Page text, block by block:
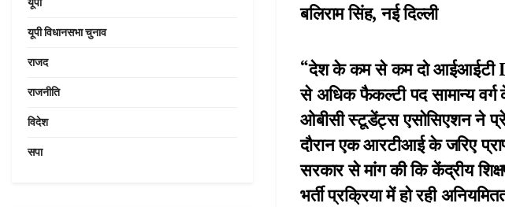
बलिराम सिंह, नई दिल्ली
“देश के कम से कम दो
से अधिक फैकल्टी पद सामान्य वर्ग
ओबीसी स्टूडेंट्स एसोसिएशन ने
दौरान एक आरटीआई के जरिए
सरकार से मांग की कि केंद्रीय
भर्ती प्रक्रिया में हो रही
यूपी विधानसभा चुनाव
राजद
राजनीति
विदेश
सपा